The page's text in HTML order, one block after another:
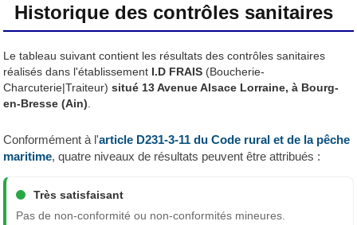
Historique des contrôles sanitaires
Le tableau suivant contient les résultats des contrôles sanitaires
réalisés dans l'établissement I.D FRAIS (Boucherie-
Charcuterie|Traiteur) situé 13 Avenue Alsace Lorraine, à Bourg-
en-Bresse (Ain)
Conformément à l'article D231-3-11 du Code rural et de la pêche
maritime, quatre niveaux de résultats peuvent être attribués :
Très satisfaisant
Pas de non-conformité ou non-conformités mineures.